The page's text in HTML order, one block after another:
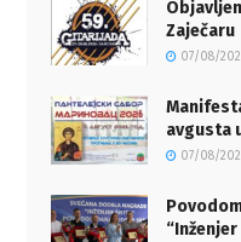
Zaječaru
07/08/
avgusta
07/08/